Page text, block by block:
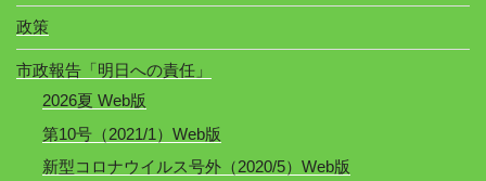
政策
市政報告「明日への責任」
2026夏 Web版
第10号（2021/1）Web版
新型コロナウイルス号外（2020/5）Web版